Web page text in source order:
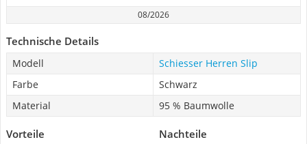
08/2026
Technische Details
Modell
Schiesser Herren Slip
Farbe
Schwarz
Material
95 % Baumwolle
Vorteile Nachteile